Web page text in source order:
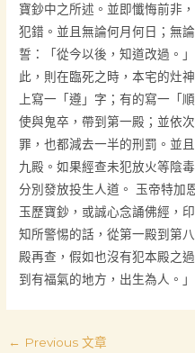
寶鈔中之所述。並即懺悔前非
犯錯。並且無論何月何日；無
誓：「從今以後，知道改過。
此，則在臨死之時，本宅的灶
上寫一「遵」字；有的寫一「
使與鬼卒，帶到第一殿；並依
罪，也都減去一半的刑罰。並
九殿。如果經查未犯放火等陰
分別發放投生人道。 玉帝特加
玉歷寶鈔，或誠心念誦佛經，
知所警惕的話，從第一殿到第
殿再查，假如也沒有犯本殿之
到有福氣的地方，出生為人。」
← Previous 文章